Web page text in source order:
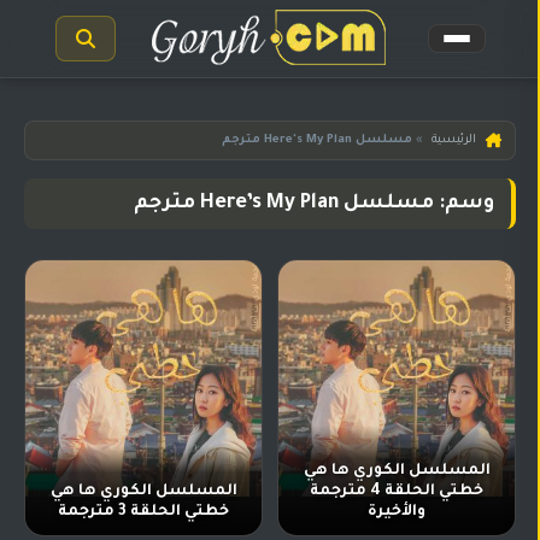
الرئيسية
مسلسلات
هندية
المترجمة
مسلسلات
هندية
مدبلجة
أفلام
هندية
مسلسلات
تركية
مسلسلات
مسلسلات
الرئيسية » مسلسل Here's My Plan مترجم
وسم: مسلسل Here’s My Plan مترجم
المسلسل الكوري ها هي
خطتي الحلقة 4 مترجمة
والأخيرة
المسلسل الكوري ها هي
خطتي الحلقة 3 مترجمة